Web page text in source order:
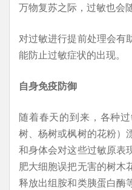
万物复苏之际，过敏也会
对过敏进行提前处理会有
能防止过敏症状的出现。
自身免疫防御
随着春天的到来，各种
树、杨树或枫树的花粉）
和身体会对这些过敏原
肥大细胞误把无害的树木
释放出组胺和类胰蛋白酶